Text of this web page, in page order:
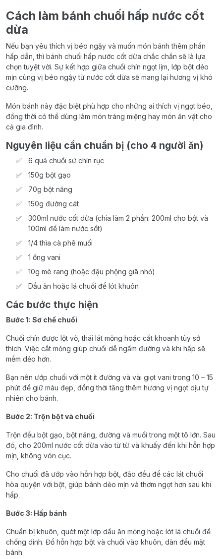
Cách làm bánh chuối hấp nước cốt
dừa
Nếu bạn yêu thích vị béo ngậy và muốn món bánh thêm phần
hấp dẫn, thì bánh chuối hấp nước cốt dừa chắc chắn sẽ là lựa
chọn tuyệt vời. Sự kết hợp giữa chuối chín ngọt lịm, lớp bột dẻo
mịn cùng vị béo ngậy từ nước cốt dừa sẽ mang lại hương vị khó
cưỡng.
Món bánh này đặc biệt phù hợp cho những ai thích vị ngọt béo,
đồng thời có thể dùng làm món tráng miệng hay món ăn vặt cho
cả gia đình.
Nguyên liệu cần chuẩn bị (cho 4 người ăn)
6 quả chuối sứ chín rục
150g bột gạo
70g bột năng
150g đường cát
300ml nước cốt dừa (chia làm 2 phần: 200ml cho bột và
100ml để làm nước sốt)
1/4 thìa cà phê muối
1 ống vani
10g mè rang (hoặc đậu phộng giã nhỏ)
Dầu ăn hoặc lá chuối để lót khuôn
Các bước thực hiện
Bước 1: Sơ chế chuối
Chuối chín được lột vỏ, thái lát mỏng hoặc cắt khoanh tùy sở
thích. Việc cắt mỏng giúp chuối dễ ngấm đường và khi hấp sẽ
mềm dẻo hơn.
Bạn nên ướp chuối với một ít đường và vài giọt vani trong 10 – 15
phút để giữ màu đẹp, đồng thời tăng thêm hương vị ngọt dịu tự
nhiên cho bánh.
Bước 2: Trộn bột và chuối
Trộn đều bột gạo, bột năng, đường và muối trong một tô lớn. Sau
đó, cho 200ml nước cốt dừa vào từ từ và khuấy đến khi hỗn hợp
mịn, không vón cục.
Cho chuối đã ướp vào hỗn hợp bột, đảo đều để các lát chuối
hòa quyện với bột, giúp bánh dẻo mịn và thơm ngọt hơn sau khi
hấp.
Bước 3: Hấp bánh
Chuẩn bị khuôn, quét một lớp dầu ăn mỏng hoặc lót lá chuối để
chống dính. Đổ hỗn hợp bột và chuối vào khuôn, dàn đều mặt
bánh.